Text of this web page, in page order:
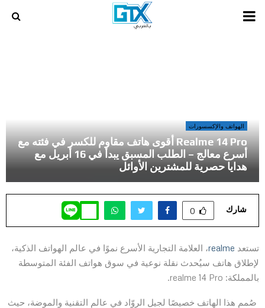
PRIMARY
الهواتف والإكسسورات
Realme 14 Pro أقوى هاتف مقاوم للكسر في فئته مع
أسرع معالج – الطلب المسبق يبدأ في 16 أبريل مع
هدايا حصرية للمشترين الأوائل
شارك 0
تستعد realme، العلامة التجارية الأسرع نموًا في عالم الهواتف الذكية،
لإطلاق هاتف سيُحدث نقلة نوعية في سوق هواتف الفئة المتوسطة
بالمملكة: realme 14 Pro.
صُمم هذا الهاتف خصيصًا لجيل الروّاد في عالم التقنية والموضة، حيث